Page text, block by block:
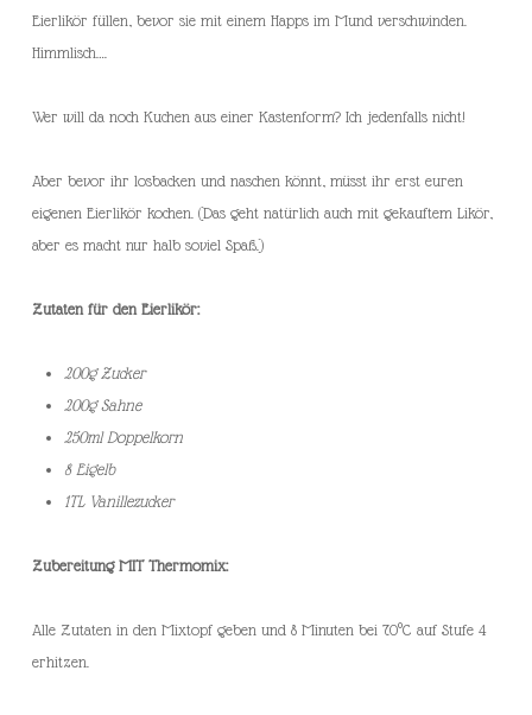
Eierlikör füllen, bevor sie mit einem Happs im Mund verschwinden.
Himmlisch….
Wer will da noch Kuchen aus einer Kastenform? Ich jedenfalls nicht!
Aber bevor ihr losbacken und naschen könnt, müsst ihr erst euren
eigenen Eierlikör kochen. (Das geht natürlich auch mit gekauftem Likör,
aber es macht nur halb soviel Spaß.)
Zutaten für den Eierlikör:
200g Zucker
200g Sahne
250ml Doppelkorn
8 Eigelb
1TL Vanillezucker
Zubereitung MIT Thermomix:
Alle Zutaten in den Mixtopf geben und 8 Minuten bei 70°C auf Stufe 4
erhitzen.